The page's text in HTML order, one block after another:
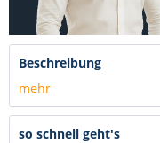
Beschreibung
mehr
so schnell geht's